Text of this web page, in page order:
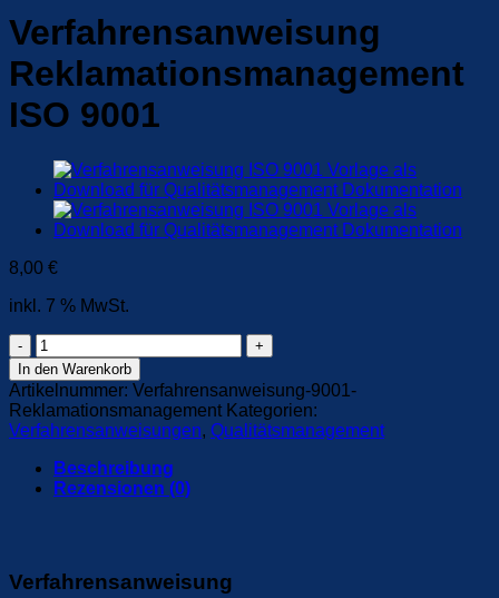
Verfahrensanweisung
Reklamationsmanagement
ISO 9001
8,00 €
inkl. 7 % MwSt.
Verfahrensanweisung
Reklamationsmanagement
ISO
9001
Menge
In den Warenkorb
Artikelnummer: Verfahrensanweisung-9001-
Reklamationsmanagement Kategorien:
Verfahrensanweisungen, Qualitätsmanagement
Beschreibung
Rezensionen (0)
Verfahrensanweisung